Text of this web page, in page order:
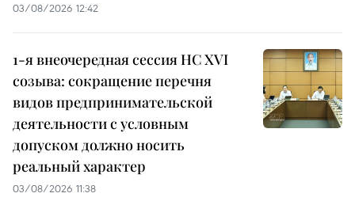
03/08/2026 12:42
1-я внеочередная сессия НС XVI
созыва: сокращение перечня
видов предпринимательской
деятельности с условным
допуском должно носить
реальный характер
03/08/2026 11:38